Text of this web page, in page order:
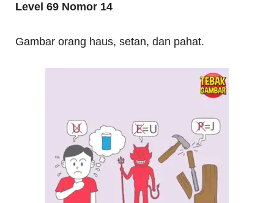
Level 69 Nomor 14
Gambar orang haus, setan, dan pahat.